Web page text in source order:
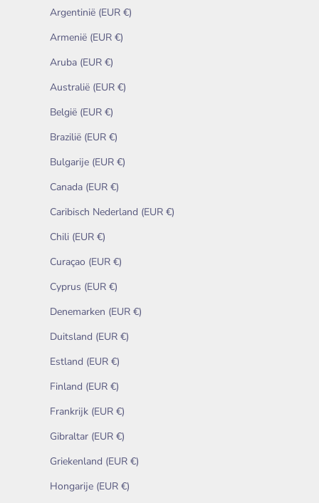
Argentinië (EUR €)
Armenië (EUR €)
Aruba (EUR €)
Australië (EUR €)
België (EUR €)
Brazilië (EUR €)
Bulgarije (EUR €)
Canada (EUR €)
Caribisch Nederland (EUR €)
Chili (EUR €)
Curaçao (EUR €)
Cyprus (EUR €)
Denemarken (EUR €)
Duitsland (EUR €)
Estland (EUR €)
Finland (EUR €)
Frankrijk (EUR €)
Gibraltar (EUR €)
Griekenland (EUR €)
Hongarije (EUR €)